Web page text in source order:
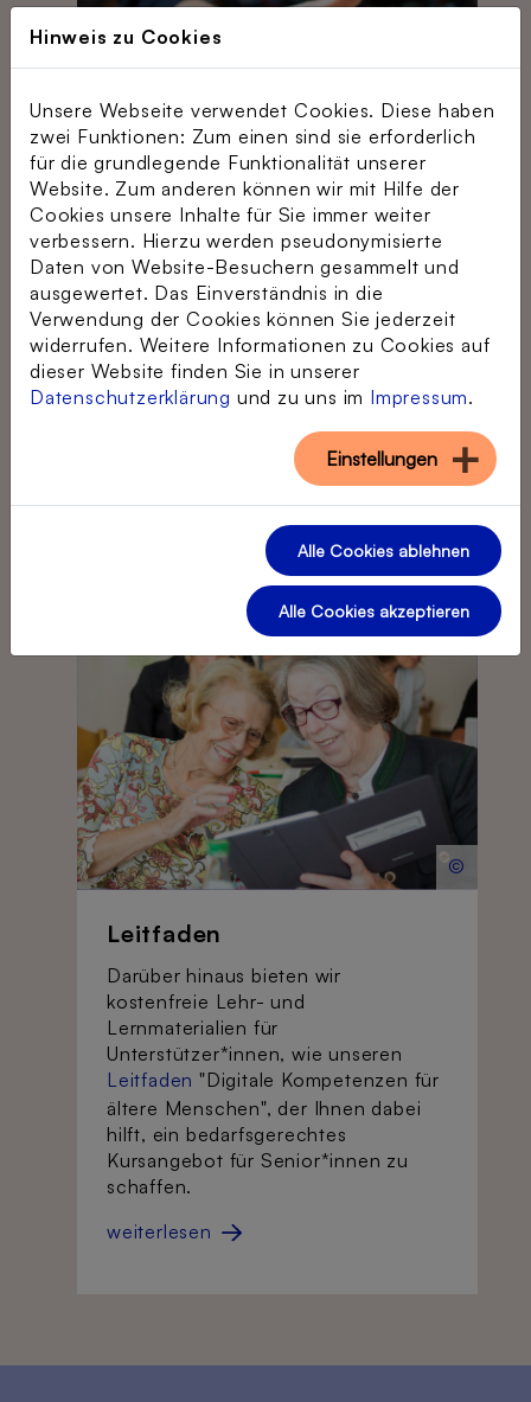
Tabletleihe
Mit der kostenfreienTabletleihevon
"Digital mobil im Alter" ermöglichen
wir älteren Menschen einen
, ohne direkt ein
eigenes Gerät anschaffen zu
müssen.
©
Leitfaden
Darüber hinaus bieten wir
kostenfreie Lehr- und
Lernmaterialien für
Unterstützer*innen, wie unseren
Leitfaden "Digitale Kompetenzen für
ältere Menschen", der Ihnen dabei
hilft, ein bedarfsgerechtes
Kursangebot für Senior*innen zu
schaffen.
weiterlesen
Hinweis zu Cookies
Unsere Webseite verwendet Cookies. Diese haben
zwei Funktionen: Zum einen sind sie erforderlich
für die grundlegende Funktionalität unserer
Website. Zum anderen können wir mit Hilfe der
Cookies unsere Inhalte für Sie immer weiter
verbessern. Hierzu werden pseudonymisierte
Daten von Website-Besuchern gesammelt und
ausgewertet. Das Einverständnis in die
Verwendung der Cookies können Sie jederzeit
widerrufen. Weitere Informationen zu Cookies auf
dieser Website finden Sie in unserer
Datenschutzerklärung und zu uns im Impressum.
Einstellungen
Alle Cookies ablehnen
Alle Cookies akzeptieren